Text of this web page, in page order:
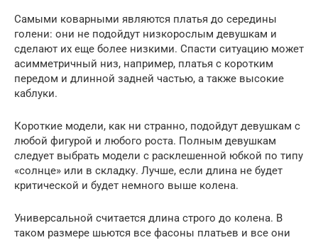
Самыми коварными являются платья до середины
голени: они не подойдут низкорослым девушкам и
сделают их еще более низкими. Спасти ситуацию может
асимметричный низ, например, платья с коротким
передом и длинной задней частью, а также высокие
каблуки.
Короткие модели, как ни странно, подойдут девушкам с
любой фигурой и любого роста. Полным девушкам
следует выбрать модели с расклешенной юбкой по типу
«солнце» или в складку. Лучше, если длина не будет
критической и будет немного выше колена.
Универсальной считается длина строго до колена. В
таком размере шьются все фасоны платьев и все они